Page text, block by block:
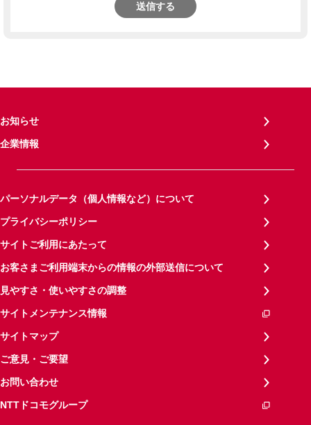
送信する
お知らせ
企業情報
パーソナルデータ（個人情報など）について
プライバシーポリシー
サイトご利用にあたって
お客さまご利用端末からの情報の外部送信について
見やすさ・使いやすさの調整
サイトメンテナンス情報
サイトマップ
ご意見・ご要望
お問い合わせ
NTTドコモグループ